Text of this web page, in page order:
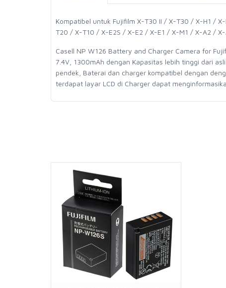
Kompatibel untuk Fujifilm X-T30 II / X-T30 / X-H1 /
T20 / X-T10 / X-E2S / X-E2 / X-E1 / X-M1 / X-A2 / X-
Casell NP W126 Battery and Charger Camera for
7.4V, 1300mAh dengan Kapasitas lebih tinggi dari
pendek, Baterai dan charger kompatibel dengan
terdapat layar LCD di Charger dapat